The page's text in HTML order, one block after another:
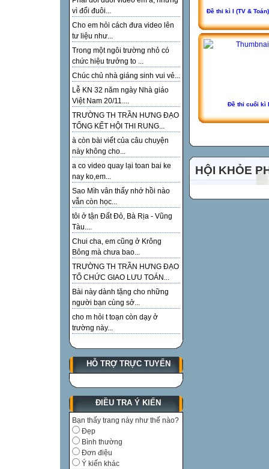
vì đổi đuôi...
Cho em hỏi cách đưa video lên
tư liệu như...
Trong một ngôi trường nhỏ có
chức hiệu trưởng to ...
Chúc chủ nhà giáng sinh vui vẻ...
Lễ KN 32 năm ngày Nhà giáo
Việt Nam 20/11....
TRƯỜNG TH TRẦN HƯNG ĐẠO
TỔNG KẾT HỘI THI RUNG...
à còn bài viết của câu chuyện
này không cho...
a co video quay lại toan bai ke
nay ko,em...
Sao Mìh vân thấy nhớ hồi nào
vẫn còn học...
tôi ở tận Đất Đỏ, Bà Rịa - Vũng
Tàu....
Chui cha, em cũng ở Krông
Bông mà chưa bao...
TRƯỜNG TH TRẦN HƯNG ĐẠO
TỔ CHỨC GIAO LƯU TOÁN...
Bài này dành tặng cho những
người bạn cùng sở...
cho m hỏi t toạn còn dạy ở
trường này...
HỖ TRỢ TRỰC TUYẾN
ĐIỀU TRA Ý KIẾN
Bạn thấy trang này như thế nào?
Đẹp
Bình thường
Đơn điệu
Ý kiến khác
Đề thi kì I (TV &
Đề thi cuối kì I
HỘI KHỎE